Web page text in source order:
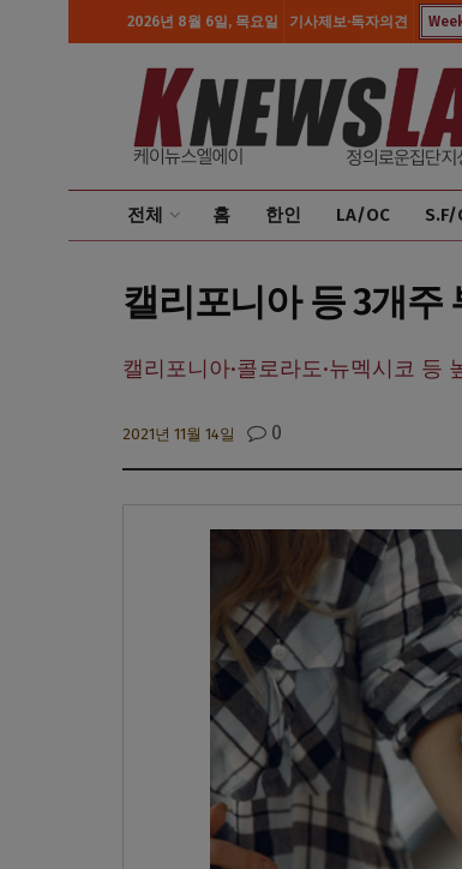
2026년 8월 6일, 목요일 기사제보·독자의견
전체 홈 한인 LA/OC
캘리포니아 등 3개주
캘리포니아·콜로라도·뉴멕시코 등
2021년 11월 14일 0